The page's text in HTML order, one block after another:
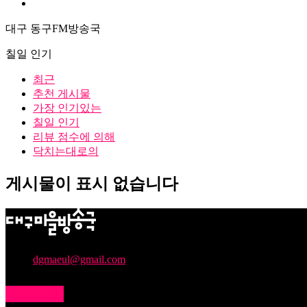
대구 동구FM방송국
칠일 인기
최근
추천 게시물
가장 인기있는
칠일 인기
리뷰 점수에 의해
닥치는대로의
게시물이 표시 없습니다
dgmaeul@gmail.com